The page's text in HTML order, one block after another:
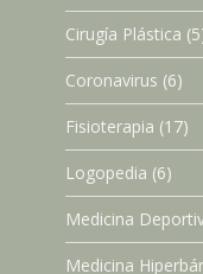
Cirugía Plástica
Coronavirus (6)
Fisioterapia (17)
Logopedia (6)
Medicina
Medicina